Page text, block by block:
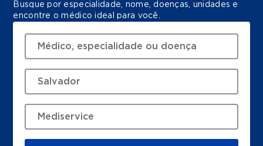
Busque por especialidade, nome, doenças, unidades e
encontre o médico ideal para você.